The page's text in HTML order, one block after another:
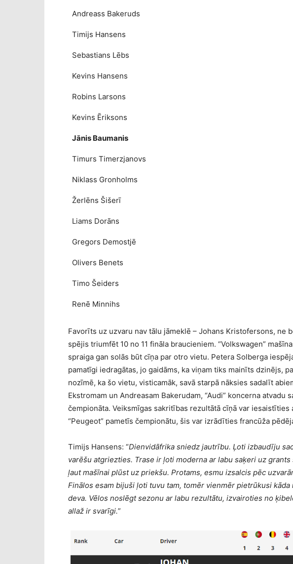
Andreass Bakeruds
Timijs Hansens
Sebastians Lēbs
Kevins Hansens
Robins Larsons
Kevins Ēriksons
Jānis Baumanis
Timurs Timerzjanovs
Niklass Gronholms
Žerlēns Šišerī
Liams Dorāns
Gregors Demostjē
Olivers Benets
Timo Šeiders
Renē Minnihs
Favorīts uz uzvaru nav tālu jāmeklē – Johans Kristofersons, ne
spējis triumfēt 10 no 11 fināla braucieniem. “Volkswagen”
spraiga gan solās būt cīņa par otro vietu. Petera Solberga
pamatīgi iedragātas, jo gaidāms, ka viņam tiks mainīts dzinējs,
nozīmē, ka šo vietu, visticamāk, savā starpā nāksies sadalīt
Ekstromam un Andreasam Bakerudam, “Audi” koncerna atvadu
čempionāta. Veiksmīgas sakritības rezultātā cīņā var iesaistīties
“Peugeot” pametīs čempionātu, šis var izrādīties francūža
Timijs Hansens: “Dienvidāfrika sniedz jautrību. Ļoti izbaudīju
varēšu atgriezties. Trase ir ļoti moderna ar labu saķeri uz
ļaut mašīnai plūst uz priekšu. Protams, esmu izsalcis pēc
Finālos esam bijuši ļoti tuvu tam, tomēr vienmēr pietrūkusi kāda
deva. Vēlos noslēgt sezonu ar labu rezultātu, izvairoties no
allaž ir svarīgi.”